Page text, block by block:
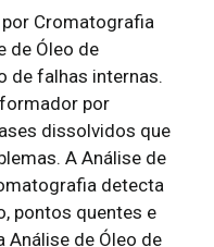
Cromatografia
de Óleo de
de falhas internas.
por
dissolvidos que
A Análise de
detecta
pontos quentes e
Análise de Óleo de